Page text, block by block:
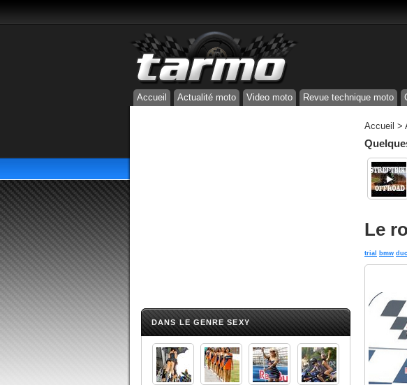
Accueil Actualité moto Video moto Revue technique moto
DANS LE GENRE SEXY
Accueil >
Le
trial bmw